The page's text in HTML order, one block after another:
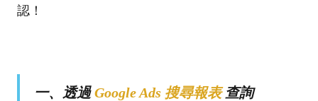
認！
一、透過Google Ads 搜尋報表查詢